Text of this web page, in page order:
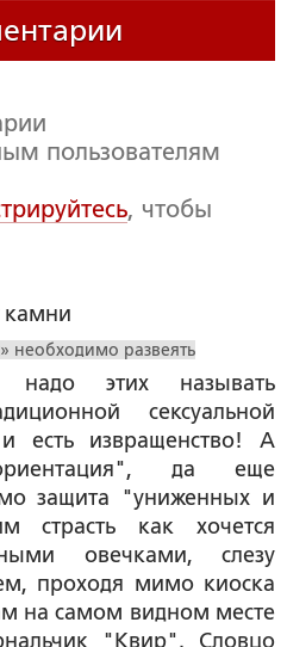
пользователям
, чтобы
камни
необходимо развеять
надо этих называть
сексуальной
есть извращенство! А
да еще
защита "униженных и
страсть как хочется
овечками, слезу
проходя мимо киоска
на самом видном месте
"Квир". Словцо